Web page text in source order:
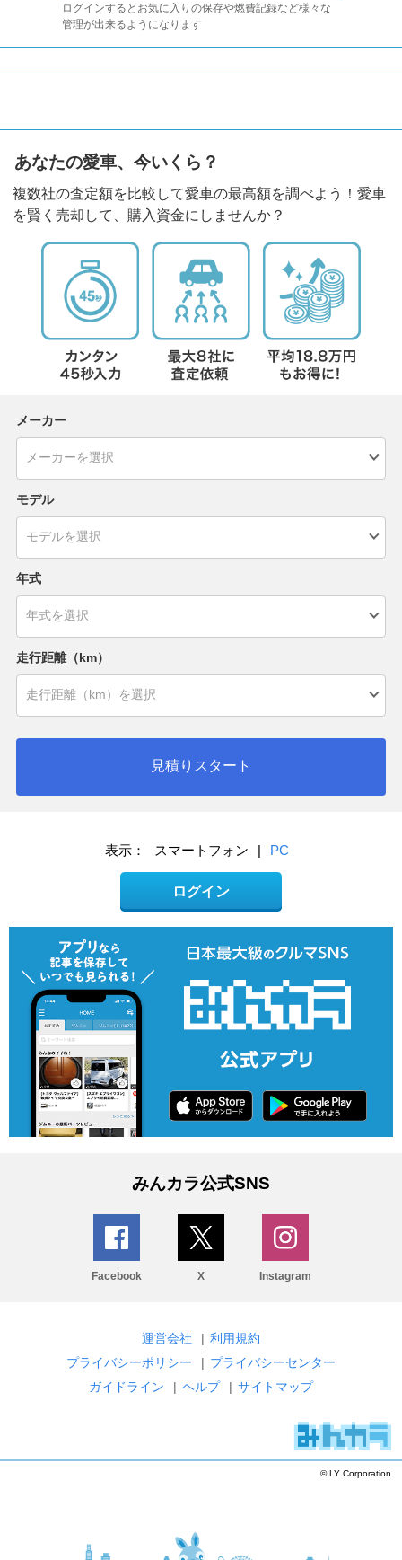
ログインするとお気に入りの保存や燃費記録など様々な
管理が出来るようになります
あなたの愛車、今いくら？
複数社の査定額を比較して愛車の最高額を調べよう！愛車
を賢く売却して、購入資金にしませんか？
メーカー
モデル
年式
走行距離（km）
見積りスタート
表示： スマートフォン | PC
ログイン
みんカラ公式SNS
Facebook X Instagram
運営会社 | 利用規約
プライバシーポリシー
| プライバシーセンター
ガイドライン
| ヘルプ | サイトマップ
© LY Corporation